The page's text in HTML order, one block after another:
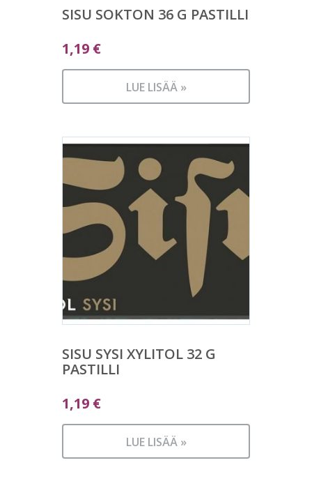
SISU SOKTON 36 G PASTILLI
1,19 €
LUE LISÄÄ »
SISU SYSI XYLITOL 32 G
PASTILLI
1,19 €
LUE LISÄÄ »